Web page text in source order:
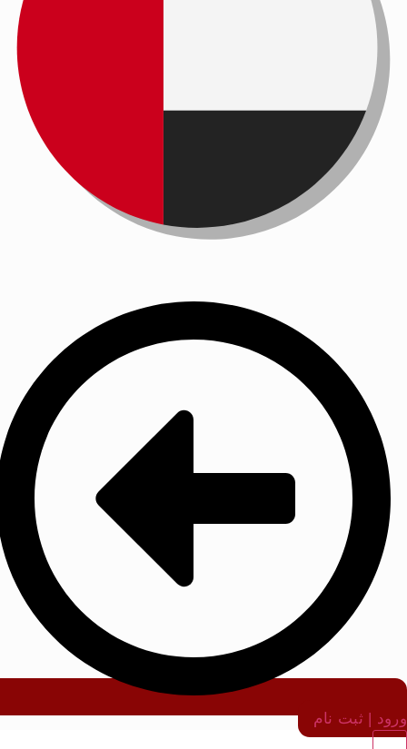
ورود | ثبت نام